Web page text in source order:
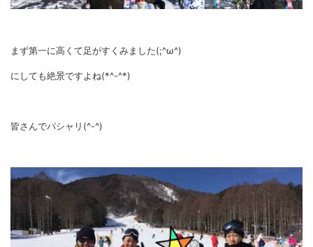
まず第一に高くて足がすくみました(;^ω^)
にしても絶景ですよね(*^-^*)
皆さんでパシャリ(^-^)